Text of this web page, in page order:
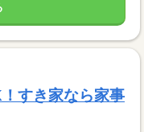
すき家なら家事